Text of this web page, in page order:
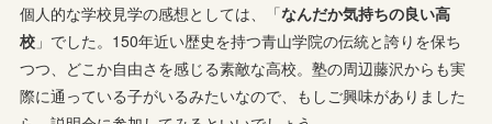
個人的な学校見学の感想としては、「なんだか気持ちの良い高
校 」でした。150年近い歴史を持つ青山学院の伝統と誇りを保ち
つつ、どこか自由さを感じる素敵な高校。塾の周辺藤沢からも実
際に通っている子がいるみたいなので、もしご興味がありました